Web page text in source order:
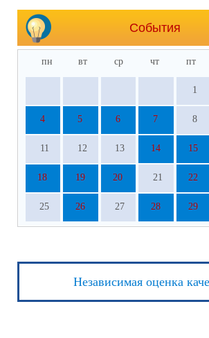
События
пн вт ср чт пт
1
4 5 6 7 8
11 12 13 14 15
18 19 20 21 22
25 26 27 28 29
Независимая оценка